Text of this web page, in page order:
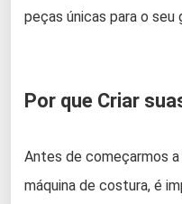
peças únicas para o seu
Por que Criar
Antes de começarmos
máquina de costura, é